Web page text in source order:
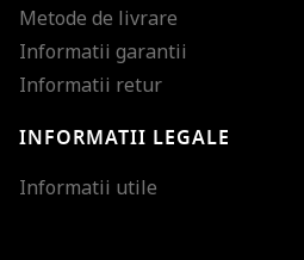
Metode de livrare
Informatii garantii
Informatii retur
INFORMATII LEGALE
Informatii utile